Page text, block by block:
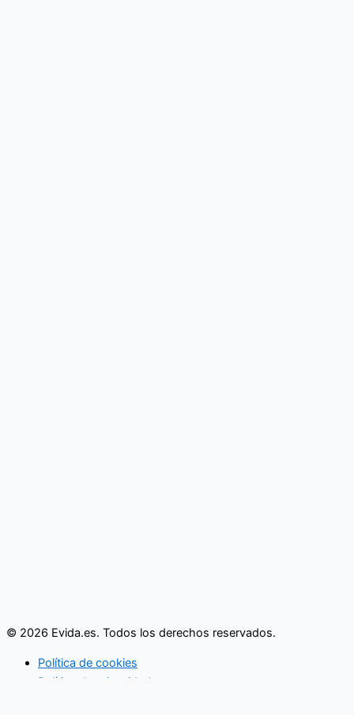
© 2026 Evida.es. Todos los derechos reservados.
Política de cookies
Política de privacidad